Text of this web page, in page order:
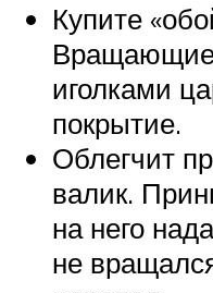
Купите
иголками
покрытие.
Облегчит
валик.
на него
не